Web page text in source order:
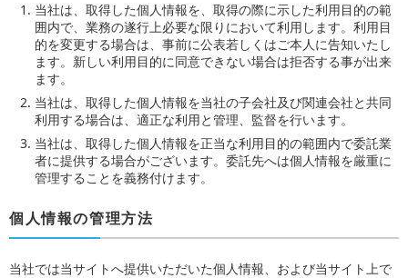
当社は、取得した個人情報を、取得の際に示した利用目的の範
囲内で、業務の遂行上必要な限りにおいて利用します。利用目
的を変更する場合は、事前に公表若しくはご本人に告知いたし
ます。新しい利用目的に同意できない場合は拒否する事が出来
ます。
当社は、取得した個人情報を当社の子会社及び関連会社と共同
利用する場合は、適正な利用と管理、監督を行います。
当社は、取得した個人情報を正当な利用目的の範囲内で委託業
者に提供する場合がございます。委託先へは個人情報を厳重に
管理することを義務付けます。
個人情報の管理方法
当社では当サイトへ提供いただいた個人情報、および当サイト上で